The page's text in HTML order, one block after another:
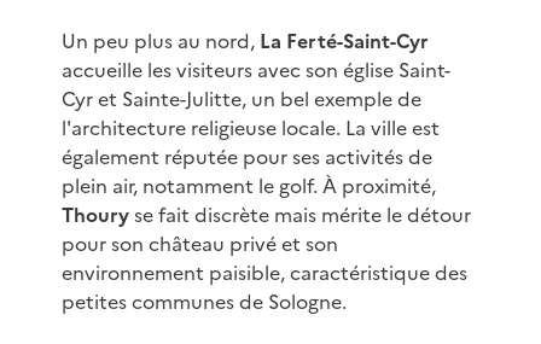
Un peu plus au nord, La Ferté-Saint-Cyr
accueille les visiteurs avec son église Saint-
Cyr et Sainte-Julitte, un bel exemple de
l'architecture religieuse locale. La ville est
également réputée pour ses activités de
plein air, notamment le golf. À proximité,
Thouryse fait discrète mais mérite le détour
pour son château privé et son
environnement paisible, caractéristique des
petites communes de Sologne.